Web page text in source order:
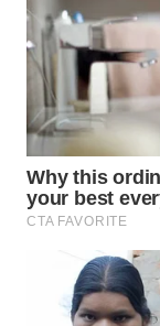
WN
TANGERANG
WN
BINJAI
WN
CIREBON
WN
INDRAMAYU